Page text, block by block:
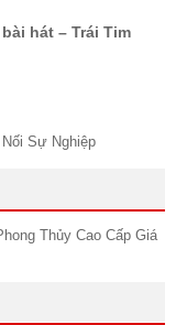
hát – Trái Tim